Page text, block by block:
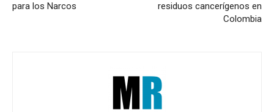
para los Narcos
residuos cancerígenos en
Colombia